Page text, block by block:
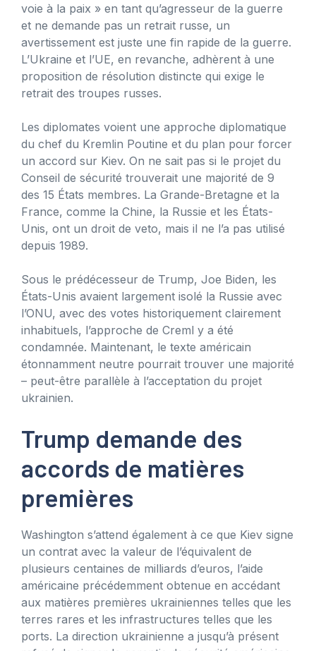
voie à la paix » en tant qu’agresseur de la guerre
et ne demande pas un retrait russe, un
avertissement est juste une fin rapide de la guerre.
L’Ukraine et l’UE, en revanche, adhèrent à une
proposition de résolution distincte qui exige le
retrait des troupes russes.
Les diplomates voient une approche diplomatique
du chef du Kremlin Poutine et du plan pour forcer
un accord sur Kiev. On ne sait pas si le projet du
Conseil de sécurité trouverait une majorité de 9
des 15 États membres. La Grande-Bretagne et la
France, comme la Chine, la Russie et les États-
Unis, ont un droit de veto, mais il ne l’a pas utilisé
depuis 1989.
Sous le prédécesseur de Trump, Joe Biden, les
États-Unis avaient largement isolé la Russie avec
l’ONU, avec des votes historiquement clairement
inhabituels, l’approche de Creml y a été
condamnée. Maintenant, le texte américain
étonnamment neutre pourrait trouver une majorité
– peut-être parallèle à l’acceptation du projet
ukrainien.
Trump demande des
accords de matières
premières
Washington s’attend également à ce que Kiev signe
un contrat avec la valeur de l’équivalent de
plusieurs centaines de milliards d’euros, l’aide
américaine précédemment obtenue en accédant
aux matières premières ukrainiennes telles que les
terres rares et les infrastructures telles que les
ports. La direction ukrainienne a jusqu’à présent